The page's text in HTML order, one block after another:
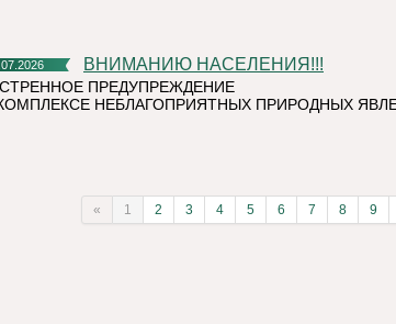
ВНИМАНИЮ НАСЕЛЕНИЯ!!!
ПРЕДУПРЕЖДЕНИЕ
НЕБЛАГОПРИЯТНЫХ ПРИРОДНЫХ
« 1 2 3 4 5 6 7 8 9